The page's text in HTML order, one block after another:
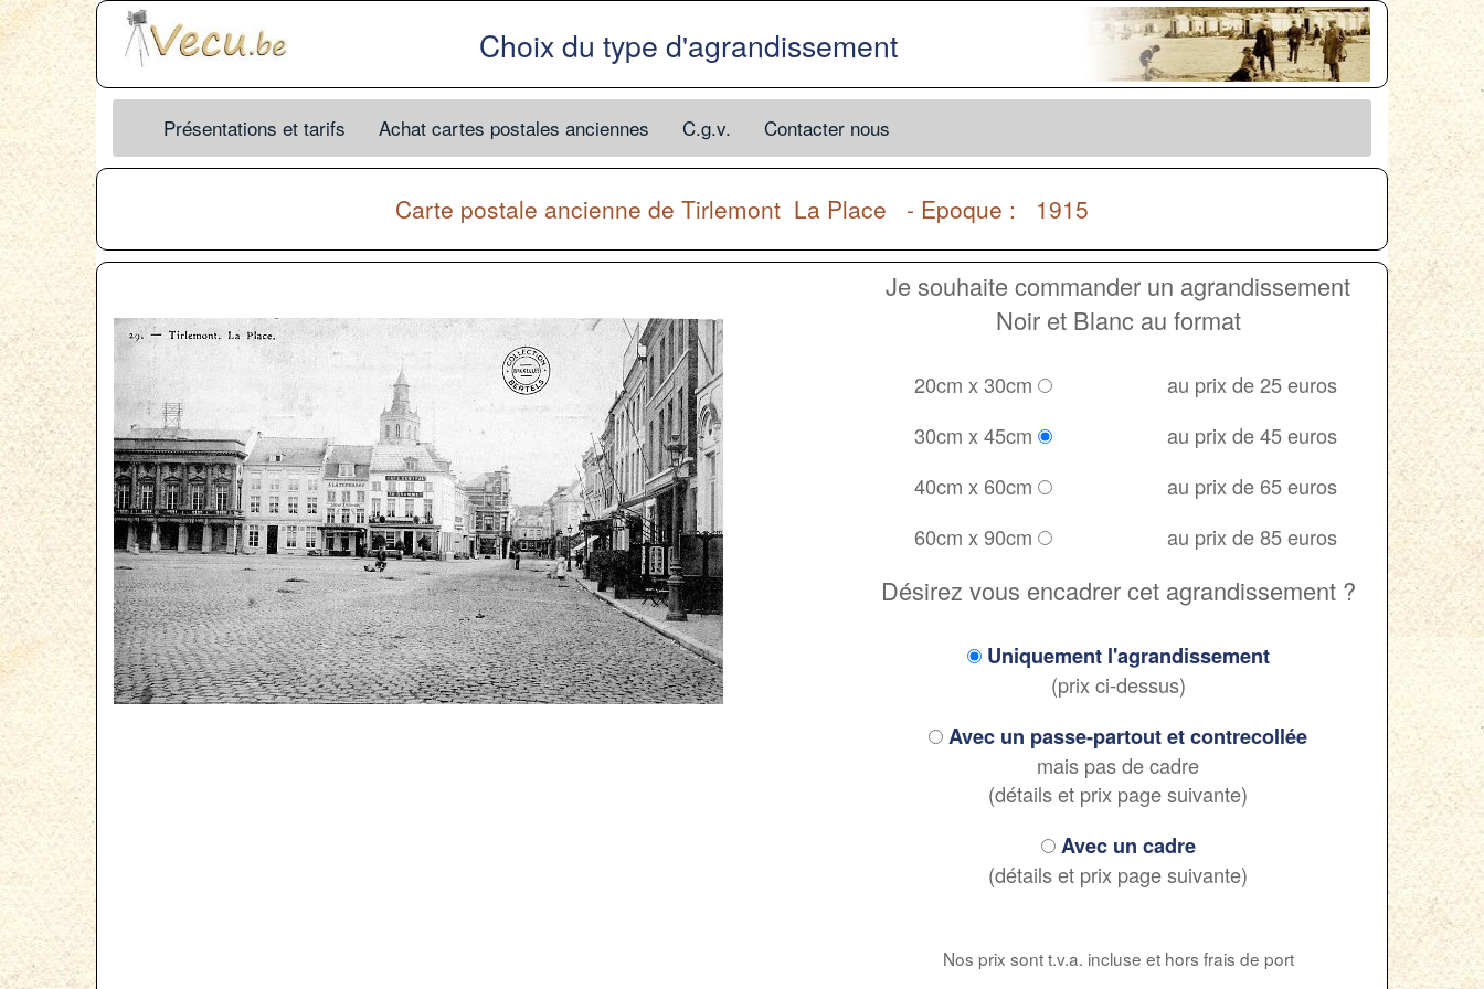
Choix du type d'agrandissement
Présentations et tarifs Achat cartes postales anciennes C.g.v. Contacter nous
Carte postale ancienne de Tirlemont La Place - Epoque : 1915
Je souhaite commander un agrandissement
Noir et Blanc au format
20cm x 30cm
au prix de 25 euros
30cm x 45cm
au prix de 45 euros
40cm x 60cm
au prix de 65 euros
60cm x 90cm
au prix de 85 euros
Désirez vous encadrer cet agrandissement ?
Uniquement l'agrandissement
(prix ci-dessus)
Avec un passe-partout et contrecollée
mais pas de cadre
(détails et prix page suivante)
Avec un cadre
(détails et prix page suivante)
Nos prix sont t.v.a. incluse et hors frais de port